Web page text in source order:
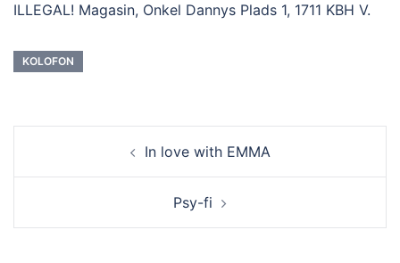
ILLEGAL! Magasin, Onkel Dannys Plads 1, 1711 KBH V.
KOLOFON
In love with EMMA
Psy-fi